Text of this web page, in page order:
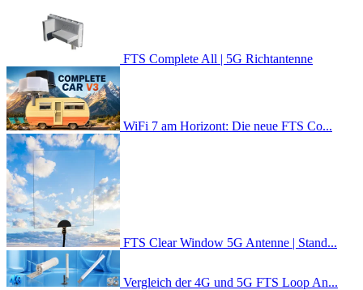
FTS Complete All | 5G Richtantenne
WiFi 7 am Horizont: Die neue FTS Co...
FTS Clear Window 5G Antenne | Stand...
Vergleich der 4G und 5G FTS Loop An...